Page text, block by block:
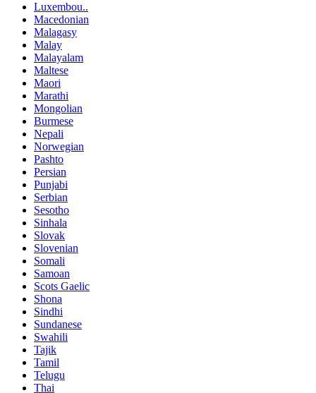
Luxembou..
Macedonian
Malagasy
Malay
Malayalam
Maltese
Maori
Marathi
Mongolian
Burmese
Nepali
Norwegian
Pashto
Persian
Punjabi
Serbian
Sesotho
Sinhala
Slovak
Slovenian
Somali
Samoan
Scots Gaelic
Shona
Sindhi
Sundanese
Swahili
Tajik
Tamil
Telugu
Thai